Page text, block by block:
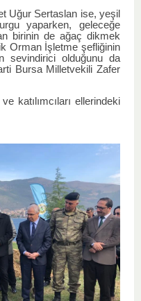
Uğur Sertaslan ise, yeşil
yaparken, geleceğe
birinin de ağaç dikmek
Orman İşletme şefliğinin
sevindirici olduğunu da
Bursa Milletvekili Zafer
katılımcıları ellerindeki